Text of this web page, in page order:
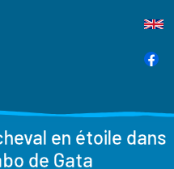
en étoile dans
de Gata